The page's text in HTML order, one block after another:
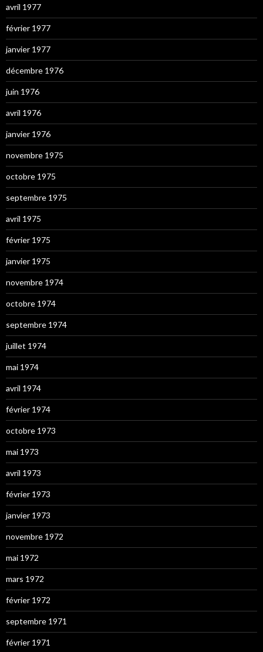
avril 1977
février 1977
janvier 1977
décembre 1976
juin 1976
avril 1976
janvier 1976
novembre 1975
octobre 1975
septembre 1975
avril 1975
février 1975
janvier 1975
novembre 1974
octobre 1974
septembre 1974
juillet 1974
mai 1974
avril 1974
février 1974
octobre 1973
mai 1973
avril 1973
février 1973
janvier 1973
novembre 1972
mai 1972
mars 1972
février 1972
septembre 1971
février 1971